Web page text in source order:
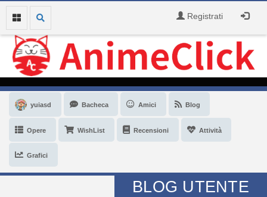
Registrati
yuiasd Bacheca Amici Blog
Opere WishList Recensioni Attività
Grafici
BLOG UTENTE